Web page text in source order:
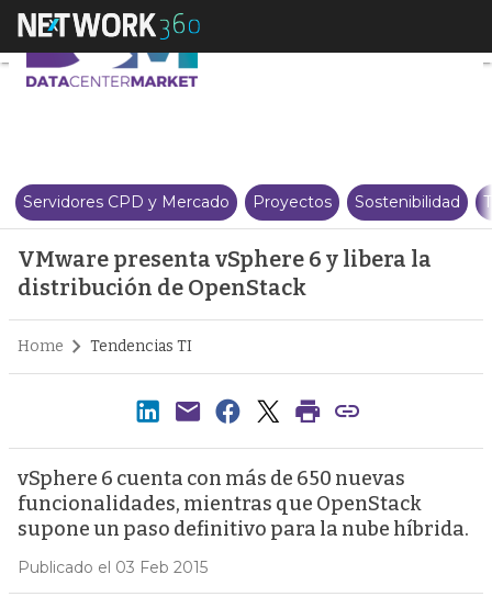
VMware presenta vSphere 6 y
Servidores CPD y Mercado Proyectos Sostenibilidad
VMware presenta vSphere 6 y libera la
distribución de OpenStack
Home Tendencias TI
vSphere 6 cuenta con más de 650 nuevas
funcionalidades, mientras que OpenStack
supone un paso definitivo para la nube híbrida.
Publicado el 03 Feb 2015